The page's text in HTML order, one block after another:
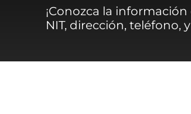
¡Conozca la
NIT, dirección, teléfono,